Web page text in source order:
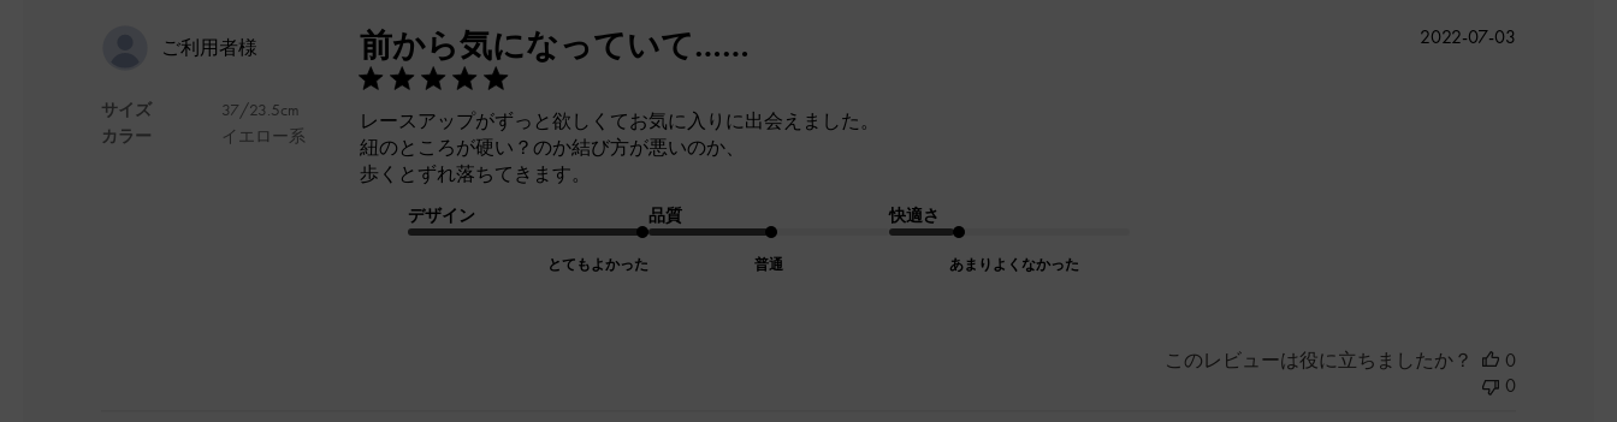
ご利用者様
サイズ
カラー
37/23.5cm
イエロー系
前から気になっていて……
レースアップがずっと欲しくてお気に入りに出会えました。
紐のところが硬い？のか結び方が悪いのか、
歩くとずれ落ちてきます。
デザイン
とてもよかった
品質
普通
快適さ
あまりよくなかった
公
2022-07-03
このレビューは役に立ちましたか？
0
0